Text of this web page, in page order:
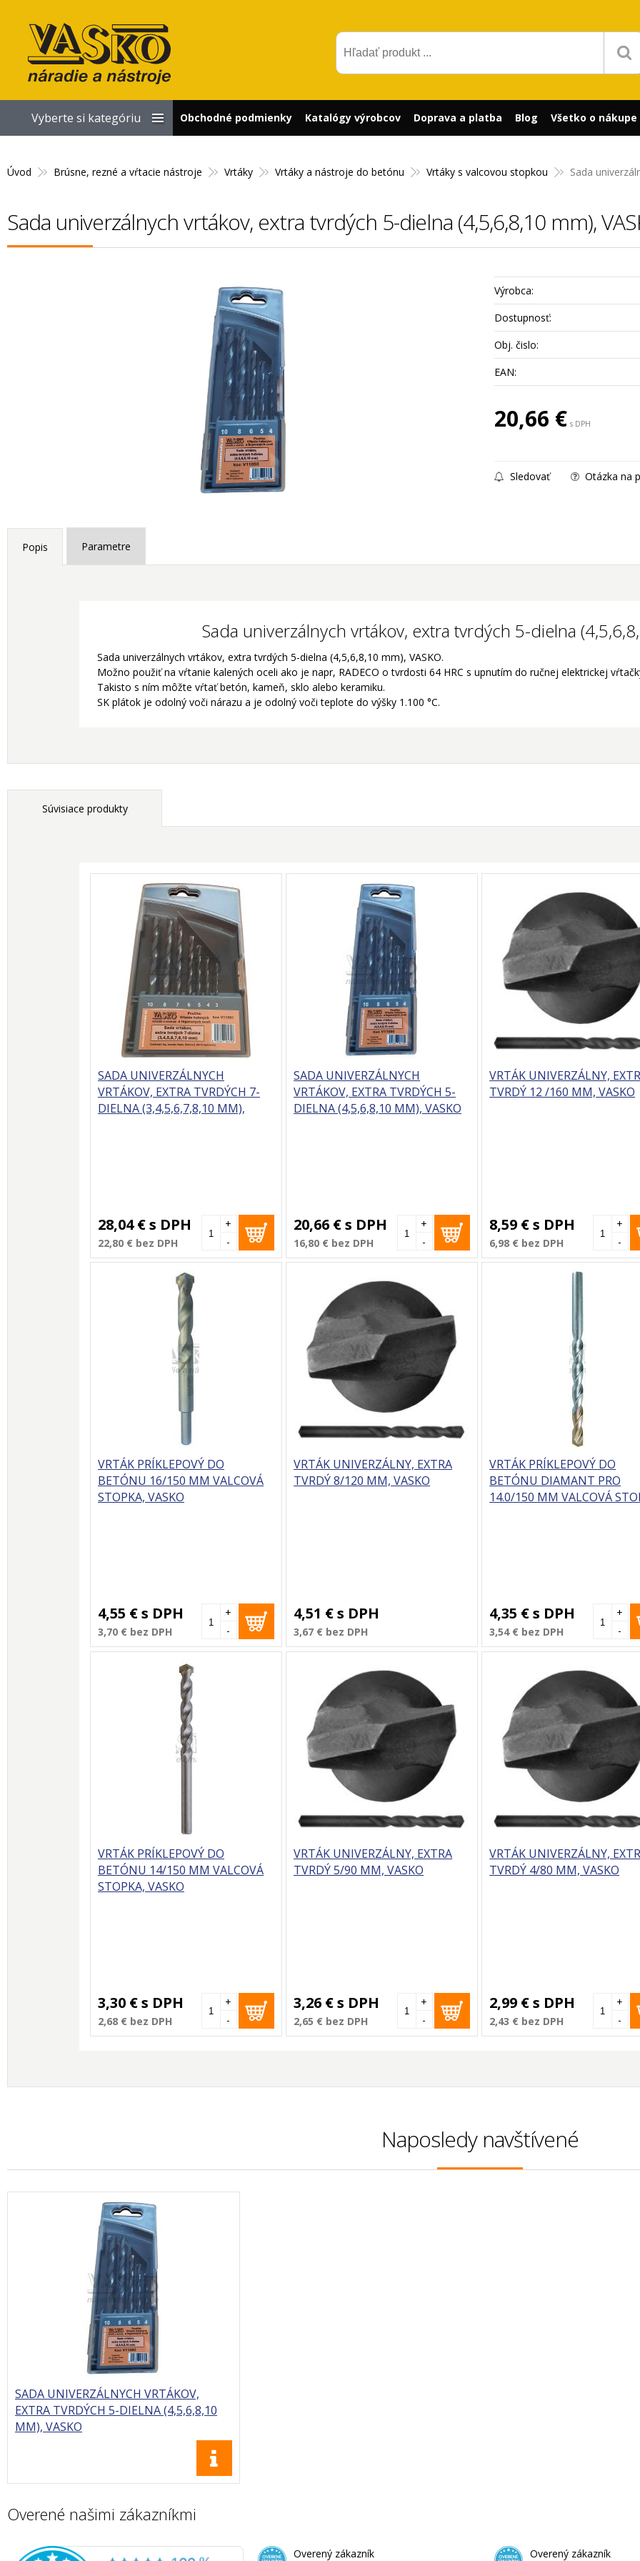
Úvod Brúsne, rezné a vŕtacie nástroje Vrtáky Vrtáky a nástroje do betónu Vrtáky s valcovou stopkou Sada
Sada univerzálnych vrtákov, extra tvrdých 5-dielna (4,5,6,8,10 mm),
Výrobca:
Dostupnosť:
Obj. čislo:
EAN:
20,66 € s DPH
Sledovať Otázka na
Popis Parametre
Sada univerzálnych vrtákov, extra tvrdých 5-dielna
Sada univerzálnych vrtákov, extra tvrdých 5-dielna (4,5,6,8,10 mm), VASKO.
Možno použiť na vŕtanie kalených oceli ako je napr, RADECO o tvrdosti 64 HRC s upnutím do ručnej elektrickej
Takisto s ním môžte vŕtať betón, kameň, sklo alebo keramiku.
SK plátok je odolný voči nárazu a je odolný voči teplote do výšky 1.100 °C.
Súvisiace produkty
SADA UNIVERZÁLNYCH
VRTÁKOV, EXTRA TVRDÝCH 7-
DIELNA (3,4,5,6,7,8,10 MM),
28,04 €s DPH
22,80 € bez DPH -
+
SADA UNIVERZÁLNYCH
VRTÁKOV, EXTRA TVRDÝCH 5-
DIELNA (4,5,6,8,10 MM), VASKO
20,66 €s DPH
16,80 € bez DPH -
+
VRTÁK UNIVERZÁLNY,
TVRDÝ 12 /160 MM, VASKO
8,59 €s DPH
6,98 € bez DPH -
+
VRTÁK PRÍKLEPOVÝ DO
BETÓNU 16/150 MM VALCOVÁ
STOPKA, VASKO
4,55 €s DPH
3,70 € bez DPH -
+
VRTÁK UNIVERZÁLNY, EXTRA
TVRDÝ 8/120 MM, VASKO
4,51 €s DPH
3,67 € bez DPH
VRTÁK PRÍKLEPOVÝ DO
BETÓNU DIAMANT PRO
14.0/150 MM VALCOVÁ
4,35 €s DPH
3,54 € bez DPH -
+
VRTÁK PRÍKLEPOVÝ DO
BETÓNU 14/150 MM VALCOVÁ
STOPKA, VASKO
3,30 €s DPH
2,68 € bez DPH -
+
VRTÁK UNIVERZÁLNY, EXTRA
TVRDÝ 5/90 MM, VASKO
3,26 €s DPH
2,65 € bez DPH -
+
VRTÁK UNIVERZÁLNY,
TVRDÝ 4/80 MM, VASKO
2,99 €s DPH
2,43 € bez DPH -
+
Naposledy navštívené
SADA UNIVERZÁLNYCH VRTÁKOV,
EXTRA TVRDÝCH 5-DIELNA (4,5,6,8,10
MM), VASKO
Overené našimi zákazníkmi
Overený zákazník Overený zákazník
Vyberte si kategóriu Obchodné podmienky Katalógy výrobcov Doprava a platba Blog Všetko o nákupe